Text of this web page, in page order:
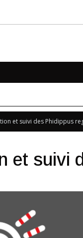
et suivi des Phidippus
et suivi